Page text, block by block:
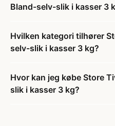
Bland-selv-slik i kasser 3
Hvilken kategori tilhører
selv-slik i kasser 3 kg?
Hvor kan jeg købe Store
slik i kasser 3 kg?